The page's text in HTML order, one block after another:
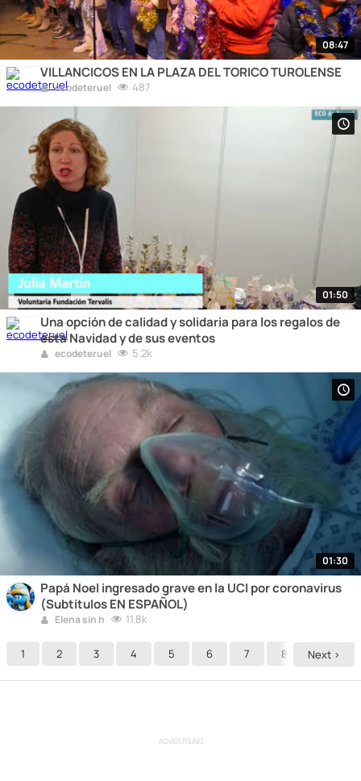
08:47
VILLANCICOS EN LA PLAZA DEL TORICO TUROLENSE
ecodeteruel 487
01:50
Una opción de calidad y solidaria para los regalos de
esta Navidad y de sus eventos
ecodeteruel 5.2k
01:30
Papá Noel ingresado grave en la UCI por coronavirus
(Subtítulos EN ESPAÑOL)
Elena sin h 11.8k
1 2 3 4 5 6 7 8 9
Next >
ADVERTISING